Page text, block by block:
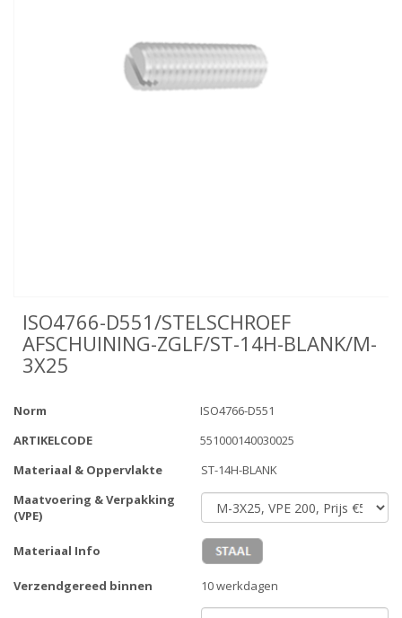
ISO4766-D551/STELSCHROEF
AFSCHUINING-ZGLF/ST-14H-BLANK/M-
3X25
Norm
ISO4766-D551
ARTIKELCODE
551000140030025
Materiaal & Oppervlakte
ST-14H-BLANK
Maatvoering & Verpakking
(VPE)
Materiaal Info
Verzendgereed binnen 10 werkdagen